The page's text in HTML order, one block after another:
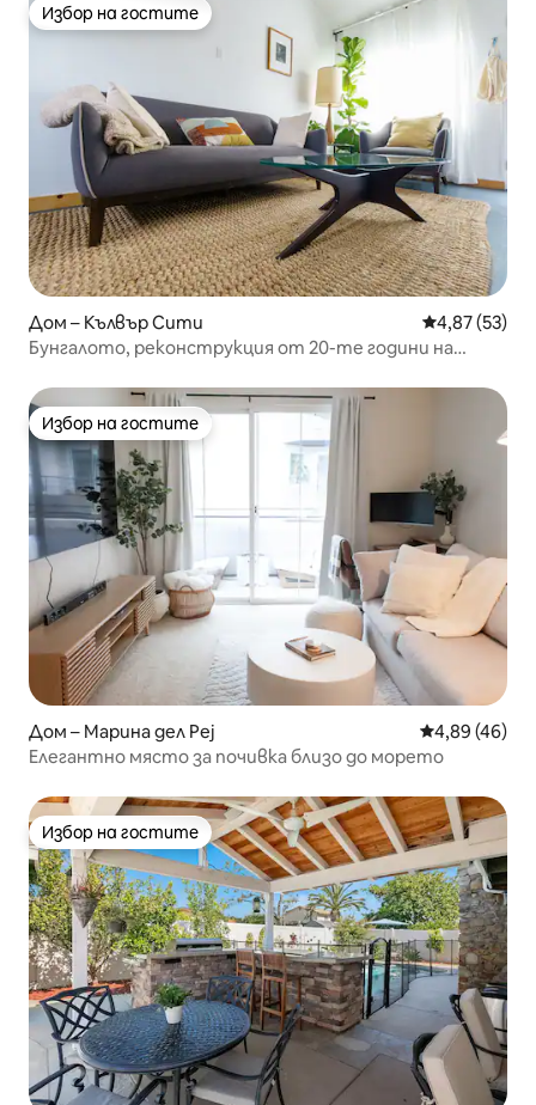
Избор на гостите
Избор на гостите
Дом – Кълвър Сити Средна
4,87 (53)
Бунгалото, реконструкция от 20-те години на
Избор на гостите
Избор на гостите
Дом – Марина дел Реј Средна
4,89 (46)
Елегантно място за почивка близо до морето
Избор на гостите
Избор на гостите